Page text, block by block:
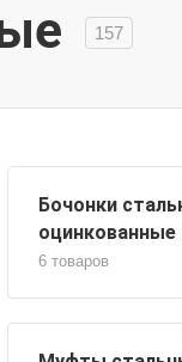
157
Бочонки
оцинкованные
6 товаров